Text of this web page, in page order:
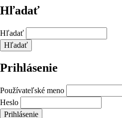
Hľadať
Hľadať
Prihlásenie
Používateľské meno
Heslo